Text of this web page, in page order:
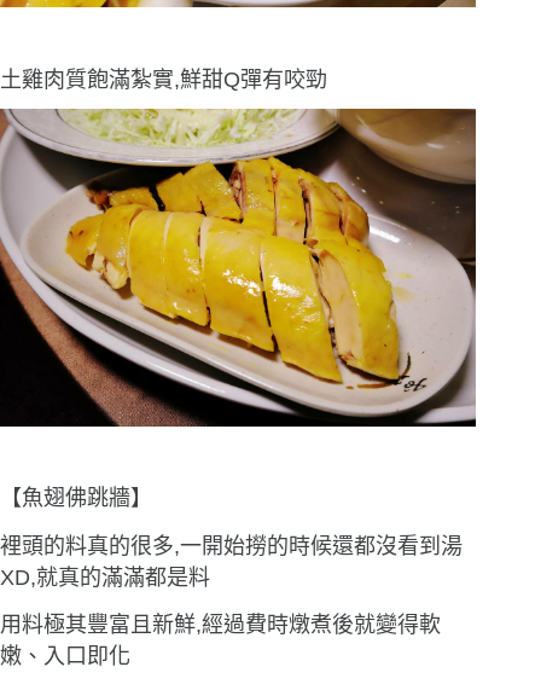
土雞肉質飽滿紮實,鮮甜Q彈有咬勁
【魚翅佛跳牆】
裡頭的料真的很多,一開始撈的時候還都沒看到湯
XD,就真的滿滿都是料
用料極其豐富且新鮮,經過費時燉煮後就變得軟
嫩、入口即化